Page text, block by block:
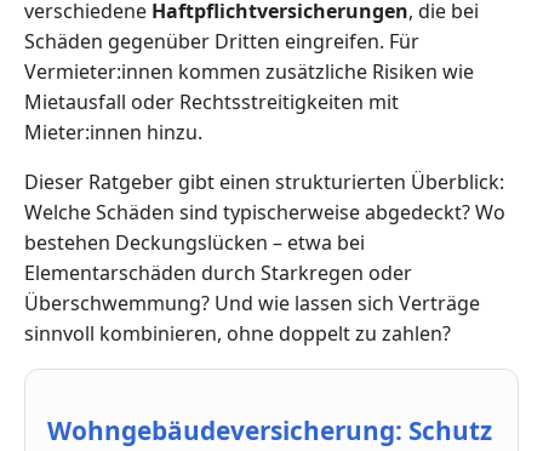
verschiedene Haftpflichtversicherungen, die bei
Schäden gegenüber Dritten eingreifen. Für
Vermieter:innen kommen zusätzliche Risiken wie
Mietausfall oder Rechtsstreitigkeiten mit
Mieter:innen hinzu.
Dieser Ratgeber gibt einen strukturierten Überblick:
Welche Schäden sind typischerweise abgedeckt? Wo
bestehen Deckungslücken – etwa bei
Elementarschäden durch Starkregen oder
Überschwemmung? Und wie lassen sich Verträge
sinnvoll kombinieren, ohne doppelt zu zahlen?
Wohngebäudeversicherung: Schutz